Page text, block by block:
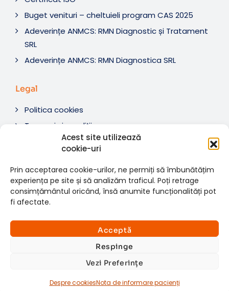
Acest site utilizează
cookie-uri
Prin acceptarea cookie-urilor, ne permiți să îmbunătățim
experiența pe site și să analizăm traficul. Poți retrage
consimțământul oricând, însă anumite funcționalități pot
fi afectate.
Acceptă
Respinge
Vezi Preferințe
Despre cookiesNota de informare pacienți
Buget venituri – cheltuieli program CAS 2025
Adeverințe ANMCS: RMN Diagnostic și Tratament
SRL
Adeverințe ANMCS: RMN Diagnostica SRL
Legal
Politica cookies
Termeni si condiții
Soluționare litigii
rezervate.
Website dezvoltat de:www.t-web.ro
×
Consultații si investigații
Află detalii